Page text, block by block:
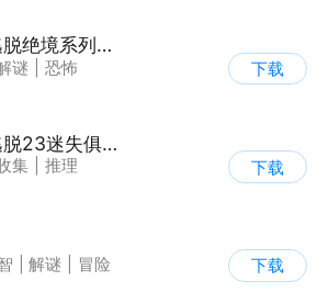
密室逃脱绝境系列8酒店惊魂
谜
恐怖
脱
下载
密室逃脱23迷失俱乐部
集
推理
脱
下载
解谜
冒险
下载